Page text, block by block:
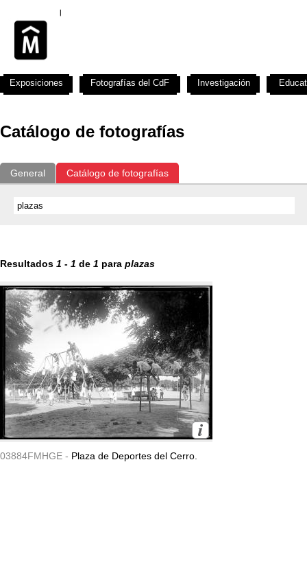
Catálogo de fotografías
General Catálogo de fotografías
Resultados 1 - 1 de 1 para plazas
03884FMHGE - Plaza de Deportes del Cerro.
Exposiciones Fotografías del CdF Investigación